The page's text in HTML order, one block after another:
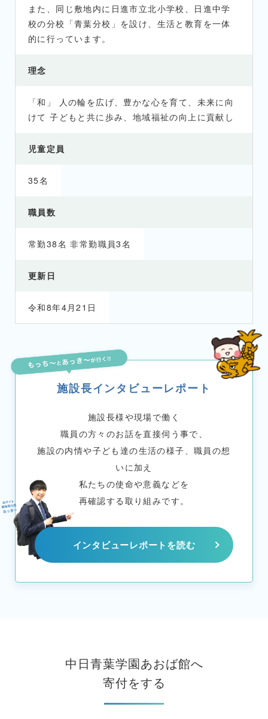
また、同じ敷地内に日進市立北小学校、日進中学
校の分校「青葉分校」を設け、生活と教育を一体
的に行っています。
理念
「和」 人の輪を広げ、豊かな心を育て、未来に向
けて 子どもと共に歩み、地域福祉の向上に貢献し
児童定員
35名
職員数
常勤38名 非常勤職員3名
更新日
令和8年4月21日
施設長インタビューレポート
施設長様や現場で働く
職員の方々のお話を直接伺う事で、
施設の内情や子ども達の生活の様子、職員の想
いに加え
私たちの使命や意義などを
再確認する取り組みです。
インタビューレポートを読む
中日青葉学園あおば館へ
寄付をする